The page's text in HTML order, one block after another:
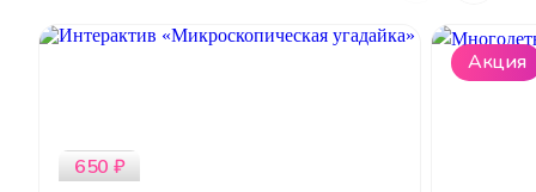
650 ₽
Акция